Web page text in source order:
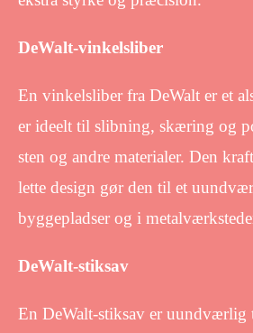
DeWalt-vinkelsliber
En vinkelsliber fra DeWalt er et
er ideelt til slibning, skæring og
sten og andre materialer. Den
lette design gør den til et
byggepladser og i
DeWalt-stiksav
En DeWalt-stiksav er uundværlig